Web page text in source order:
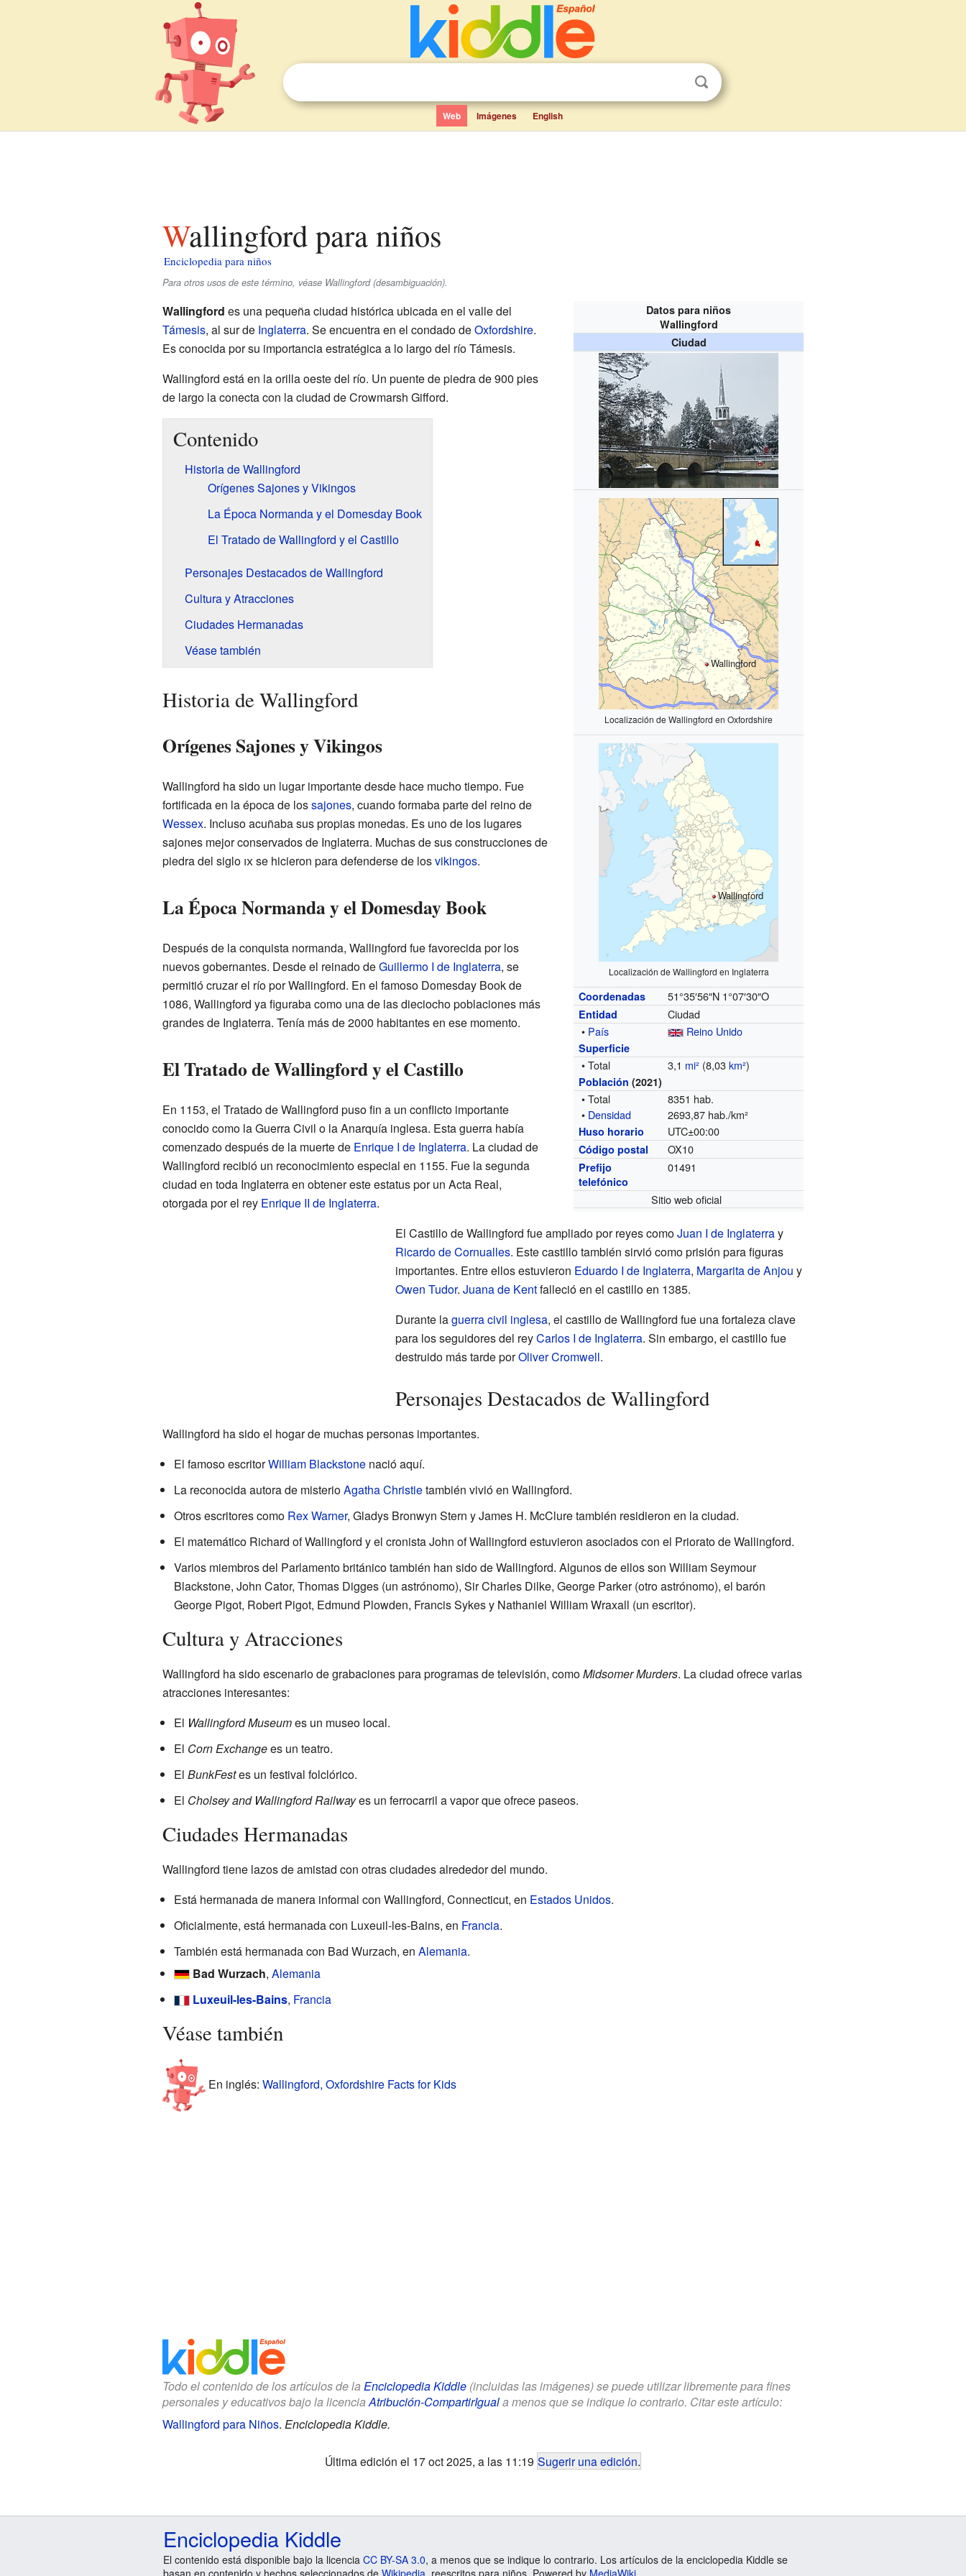
Web Imágenes English
Wallingford para niños
Enciclopedia para niños
Para otros usos de este término, véase Wallingford (desambiguación).
Datos para niños
Wallingford
Ciudad
Wallingford
Localización de Wallingford en Oxfordshire
Wallingford
Localización de Wallingford en Inglaterra
Coordenadas 51°35′56″N 1°07′30″O
Entidad
Ciudad
• País Reino Unido
Superficie
• Total 3,1 mi² (8,03km²)
Población (2021)
• Total
8351 hab.
• Densidad 2693,87 hab./km²
Huso horario UTC±00:00
Código postal OX10
Prefijo
telefónico
01491
Sitio web oficial
Wallingford es una pequeña ciudad histórica ubicada en el valle del
Támesis, al sur de Inglaterra. Se encuentra en el condado deOxfordshire.
Es conocida por su importancia estratégica a lo largo del río Támesis.
Wallingford está en la orilla oeste del río. Un puente de piedra de 900 pies
de largo la conecta con la ciudad de Crowmarsh Gifford.
Contenido
Historia de Wallingford
Orígenes Sajones y Vikingos
La Época Normanda y el Domesday Book
El Tratado de Wallingford y el Castillo
Personajes Destacados de Wallingford
Cultura y Atracciones
Ciudades Hermanadas
Véase también
Historia de Wallingford
Orígenes Sajones y Vikingos
Wallingford ha sido un lugar importante desde hace mucho tiempo. Fue
fortificada en la época de lossajones, cuando formaba parte del reino de
Wessex. Incluso acuñaba sus propias monedas. Es uno de los lugares
sajones mejor conservados de Inglaterra. Muchas de sus construcciones de
piedra del siglo ixse hicieron para defenderse de losvikingos.
La Época Normanda y el Domesday Book
Después de la conquista normanda, Wallingford fue favorecida por los
nuevos gobernantes. Desde el reinado deGuillermo I de Inglaterra, se
permitió cruzar el río por Wallingford. En el famoso Domesday Book de
1086, Wallingford ya figuraba como una de las dieciocho poblaciones más
grandes de Inglaterra. Tenía más de 2000 habitantes en ese momento.
El Tratado de Wallingford y el Castillo
En 1153, el Tratado de Wallingford puso fin a un conflicto importante
conocido como la Guerra Civil o la Anarquía inglesa. Esta guerra había
comenzado después de la muerte de Enrique I de Inglaterra. La ciudad de
Wallingford recibió un reconocimiento especial en 1155. Fue la segunda
ciudad en toda Inglaterra en obtener este estatus por un Acta Real,
otorgada por el rey Enrique II de Inglaterra.
El Castillo de Wallingford fue ampliado por reyes comoJuan I de Inglaterray
Ricardo de Cornualles. Este castillo también sirvió como prisión para figuras
importantes. Entre ellos estuvieron Eduardo I de Inglaterra, Margarita de Anjou y
Owen Tudor. Juana de Kentfalleció en el castillo en 1385.
Durante laguerra civil inglesa, el castillo de Wallingford fue una fortaleza clave
para los seguidores del reyCarlos I de Inglaterra. Sin embargo, el castillo fue
destruido más tarde porOliver Cromwell.
Personajes Destacados de Wallingford
Wallingford ha sido el hogar de muchas personas importantes.
El famoso escritorWilliam Blackstonenació aquí.
La reconocida autora de misterioAgatha Christietambién vivió en Wallingford.
Otros escritores como Rex Warner, Gladys Bronwyn Stern y James H. McClure también residieron en la ciudad.
El matemático Richard of Wallingford y el cronista John of Wallingford estuvieron asociados con el Priorato de Wallingford.
Varios miembros del Parlamento británico también han sido de Wallingford. Algunos de ellos son William Seymour
Blackstone, John Cator, Thomas Digges (un astrónomo), Sir Charles Dilke, George Parker (otro astrónomo), el barón
George Pigot, Robert Pigot, Edmund Plowden, Francis Sykes y Nathaniel William Wraxall (un escritor).
Cultura y Atracciones
Wallingford ha sido escenario de grabaciones para programas de televisión, comoMidsomer Murders. La ciudad ofrece varias
atracciones interesantes:
El Wallingford Museumes un museo local.
El Corn Exchangees un teatro.
El BunkFestes un festival folclórico.
El Cholsey and Wallingford Railwayes un ferrocarril a vapor que ofrece paseos.
Ciudades Hermanadas
Wallingford tiene lazos de amistad con otras ciudades alrededor del mundo.
Está hermanada de manera informal con Wallingford, Connecticut, en Estados Unidos.
Oficialmente, está hermanada con Luxeuil-les-Bains, en Francia.
También está hermanada con Bad Wurzach, en Alemania.
Bad Wurzach, Alemania
Luxeuil-les-Bains, Francia
Véase también
En inglés: Wallingford, Oxfordshire Facts for Kids
Todo el contenido de los artículos de la Enciclopedia Kiddle(incluidas las imágenes) se puede utilizar libremente para fines
personales y educativos bajo la licenciaAtribución-CompartirIguala menos que se indique lo contrario. Citar este artículo:
Wallingford para Niños. Enciclopedia Kiddle.
Última edición el 17 oct 2025, a las 11:19 Sugerir una edición.
Enciclopedia Kiddle
El contenido está disponible bajo la licencia CC BY-SA 3.0, a menos que se indique lo contrario. Los artículos de la enciclopedia Kiddle se
basan en contenido y hechos seleccionados de Wikipedia , reescritos para niños. Powered by MediaWiki.